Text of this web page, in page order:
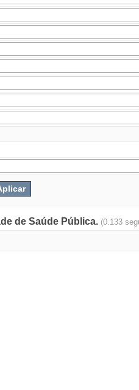
de Saúde Pública. (0.133